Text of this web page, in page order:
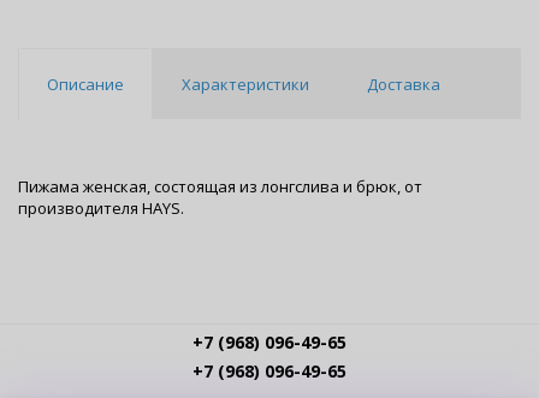
Описание Характеристики Доставка
Пижама женская, состоящая из лонгслива и брюк, от
производителя HAYS.
+7 (968) 096-49-65
+7 (968) 096-49-65